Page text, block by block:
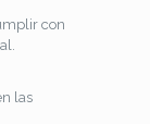
con
las